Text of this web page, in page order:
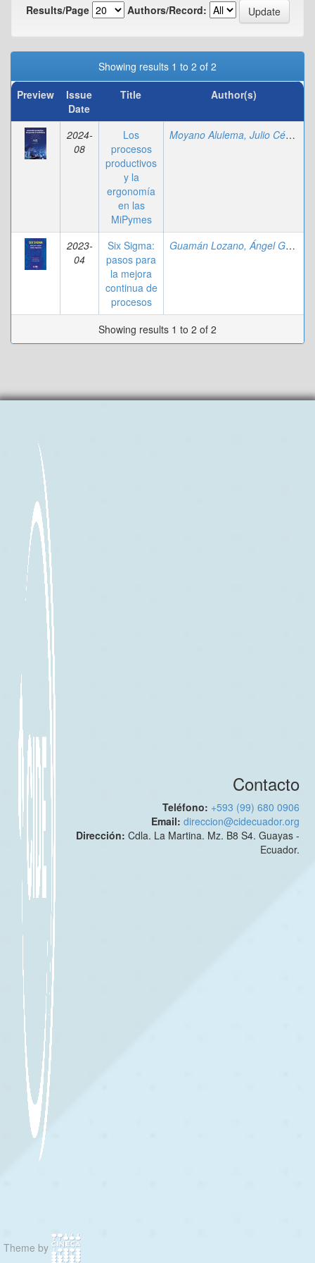
Results/Page
Authors/Record:
Showing results 1 to 2 of 2
Preview
Issue
Date
Title Author(s)
2024-
08
Los
procesos
productivos
y la
ergonomía
en las
MiPymes
Moyano Alulema, Julio César
2023-
04
Six Sigma:
pasos para
la mejora
continua de
procesos
Guamán Lozano, Ángel Geovanny
Showing results 1 to 2 of 2
Contacto
Teléfono: +593 (99) 680 0906
Email:direccion@cidecuador.org
Dirección:Cdla. La Martina. Mz. B8 S4. Guayas -
Ecuador.
Theme by